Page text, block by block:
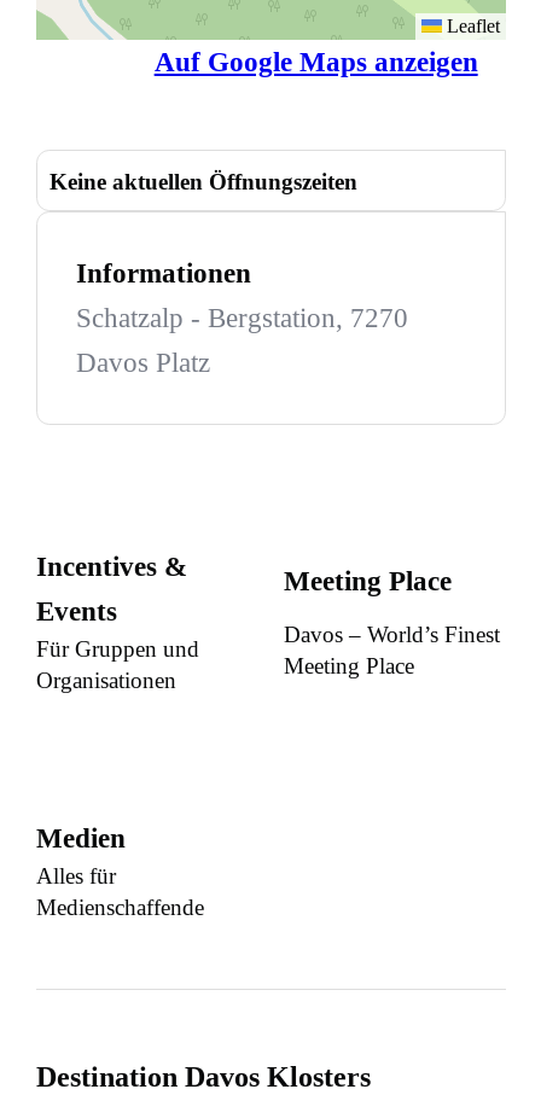
Leaflet
Auf Google Maps anzeigen
Keine aktuellen Öffnungszeiten
Informationen
Schatzalp - Bergstation, 7270
Davos Platz
Incentives &
Events
Für Gruppen und
Organisationen
Meeting Place
Davos – World’s Finest
Meeting Place
Medien
Alles für
Medienschaffende
Destination Davos Klosters